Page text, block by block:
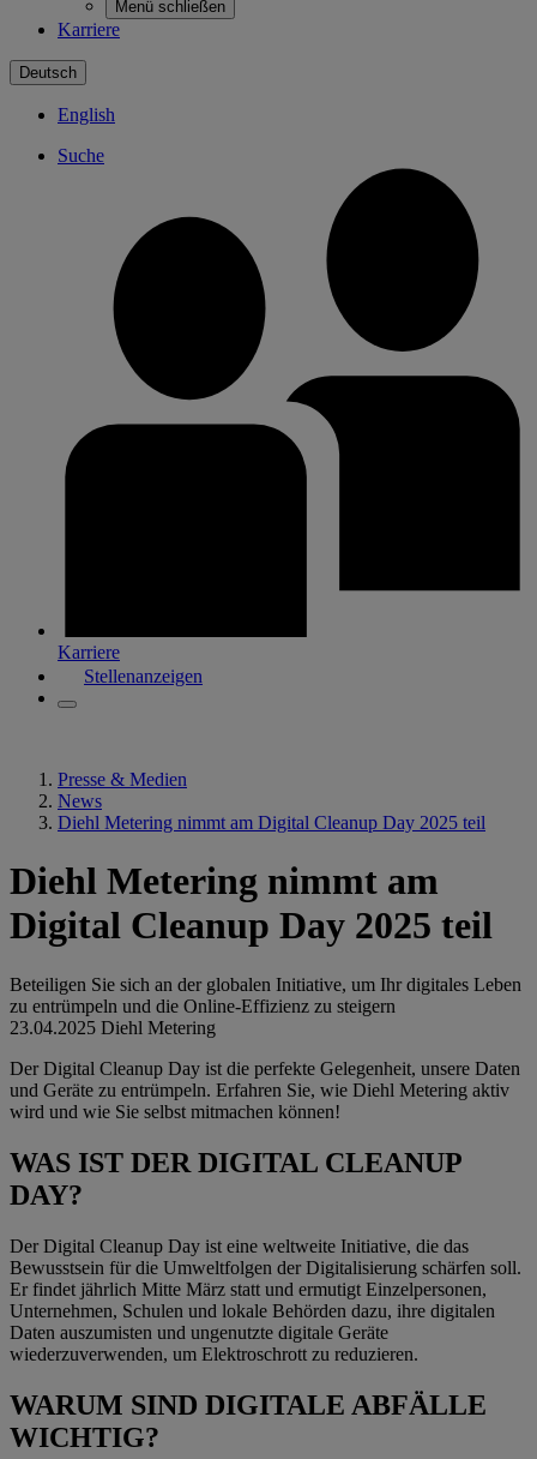
Menü schließen
Karriere
Deutsch
English
Suche
Karriere
Stellenanzeigen
Presse & Medien
News
Diehl Metering nimmt am Digital Cleanup Day 2025 teil
Diehl Metering nimmt am
Digital Cleanup Day 2025 teil
Beteiligen Sie sich an der globalen Initiative, um Ihr digitales Leben
zu entrümpeln und die Online-Effizienz zu steigern
23.04.2025 Diehl Metering
Der Digital Cleanup Day ist die perfekte Gelegenheit, unsere Daten
und Geräte zu entrümpeln. Erfahren Sie, wie Diehl Metering aktiv
wird und wie Sie selbst mitmachen können!
WAS IST DER DIGITAL CLEANUP
DAY?
Der Digital Cleanup Day ist eine weltweite Initiative, die das
Bewusstsein für die Umweltfolgen der Digitalisierung schärfen soll.
Er findet jährlich Mitte März statt und ermutigt Einzelpersonen,
Unternehmen, Schulen und lokale Behörden dazu, ihre digitalen
Daten auszumisten und ungenutzte digitale Geräte
wiederzuverwenden, um Elektroschrott zu reduzieren.
WARUM SIND DIGITALE ABFÄLLE
WICHTIG?